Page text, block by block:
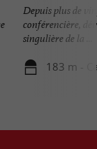
Depuis plus de
conférencière,
singulière de la ...
183 m -